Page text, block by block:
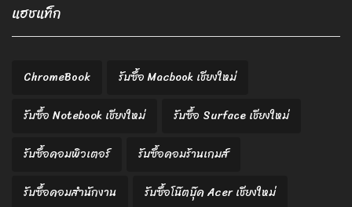
แฮชแท็ก
ChromeBook
รับซื้อ Macbook เชียงใหม่
รับซื้อ Notebook เชียงใหม่
รับซื้อ Surface เชียงใหม่
รับซื้อคอมพิวเตอร์
รับซื้อคอมร้านเกมส์
รับซื้อคอมสำนักงาน
รับซื้อโน๊ตบุ๊ค Acer เชียงใหม่